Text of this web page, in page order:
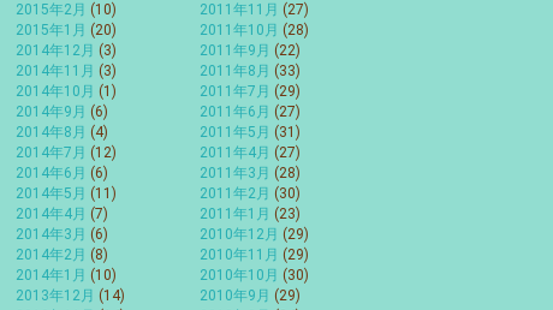
2015年2月 (10)
2015年1月 (20)
2014年12月 (3)
2014年11月 (3)
2014年10月 (1)
2014年9月 (6)
2014年8月 (4)
2014年7月 (12)
2014年6月 (6)
2014年5月 (11)
2014年4月 (7)
2014年3月 (6)
2014年2月 (8)
2014年1月 (10)
2013年12月 (14)
2011年11月 (27)
2011年10月 (28)
2011年9月 (22)
2011年8月 (33)
2011年7月 (29)
2011年6月 (27)
2011年5月 (31)
2011年4月 (27)
2011年3月 (28)
2011年2月 (30)
2011年1月 (23)
2010年12月 (29)
2010年11月 (29)
2010年10月 (30)
2010年9月 (29)